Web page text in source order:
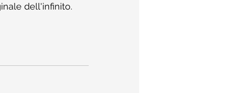
dell'infinito.